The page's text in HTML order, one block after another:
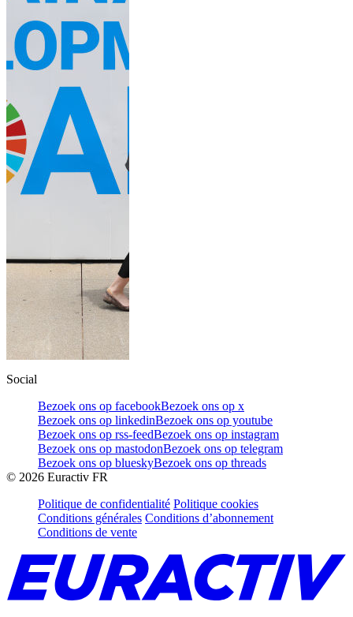
Social
Bezoek ons op facebookBezoek ons op x
Bezoek ons op linkedinBezoek ons op youtube
Bezoek ons op rss-feedBezoek ons op instagram
Bezoek ons op mastodonBezoek ons op telegram
Bezoek ons op blueskyBezoek ons op threads
© 2026 Euractiv FR
Politique de confidentialité Politique cookies
Conditions générales Conditions d’abonnement
Conditions de vente